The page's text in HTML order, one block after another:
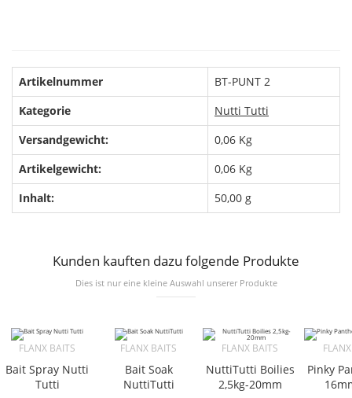
Artikelnummer
BT-PUNT 2
Kategorie
Nutti Tutti
Versandgewicht:
0,06 Kg
Artikelgewicht:
0,06 Kg
Inhalt:
50,00 g
Kunden kauften dazu folgende Produkte
Dies ist nur eine kleine Auswahl unserer Produkte
FLANX BAITS
Bait Spray Nutti
Tutti
FLANX BAITS
Bait Soak
NuttiTutti
FLANX BAITS
NuttiTutti Boilies
2,5kg-20mm
Pinky